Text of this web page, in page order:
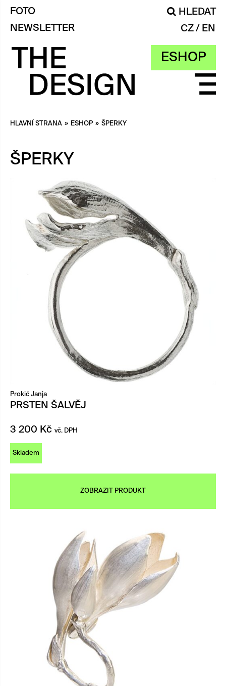
ESHOP
FOTO
HLEDAT
NEWSLETTER
CZ EN
HLAVNÍ STRANA » ESHOP » ŠPERKY
ŠPERKY
Prokić Janja
PRSTEN ŠALVĚJ
3 200 Kč vč. DPH
Skladem
ZOBRAZIT PRODUKT